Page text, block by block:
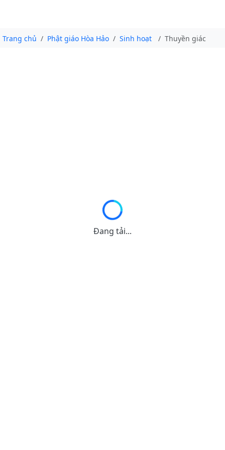
Trang chủ Phật giáo Hòa Hảo Sinh hoạt Thuyền giác
Đang tải...